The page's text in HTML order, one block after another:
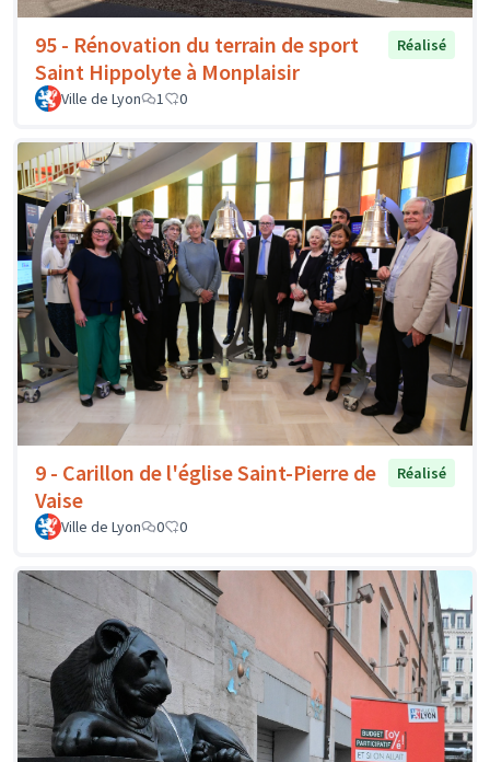
95 - Rénovation du terrain de sport
Saint Hippolyte à Monplaisir
Réalisé
Ville de Lyon 1 0
9 - Carillon de l'église Saint-Pierre de
Vaise
Réalisé
Ville de Lyon 0 0